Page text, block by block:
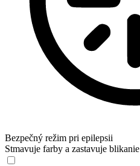
Bezpečný režim pri epilepsii
Stmavuje farby a zastavuje blikanie